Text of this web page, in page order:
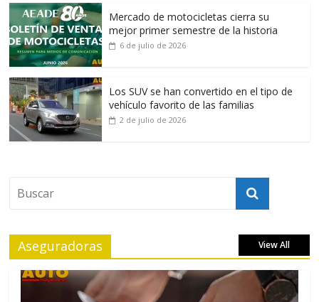
Mercado de motocicletas cierra su
mejor primer semestre de la historia
6 de julio de 2026
Los SUV se han convertido en el tipo de
vehículo favorito de las familias
2 de julio de 2026
Aseguradoras View All